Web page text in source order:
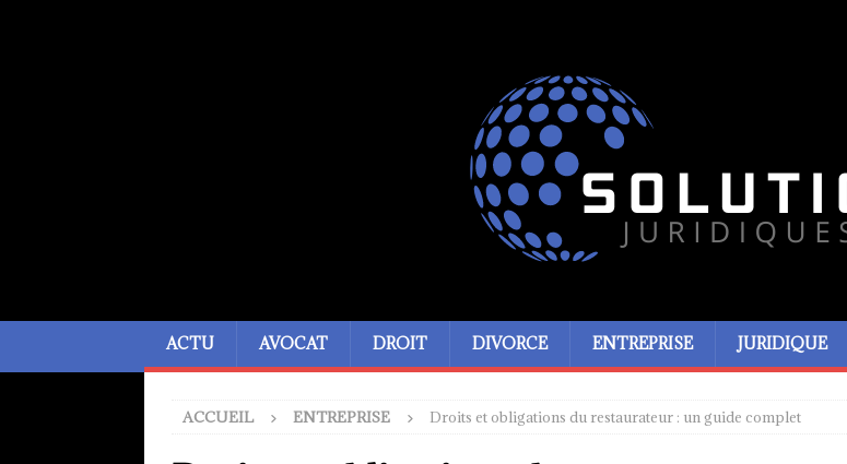
ACTU AVOCAT DROIT DIVORCE ENTREPRISE JURIDIQUE
ACCUEIL ENTREPRISE Droits et obligations du restaurateur : un guide complet